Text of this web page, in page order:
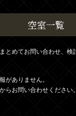
空室一覧
とめてお問い合わせ、検
がありません。
からお問い合わせください。